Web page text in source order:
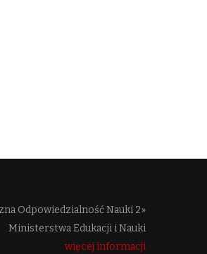
Odpowiedzialność Nauki 2»
Ministerstwa Edukacji i Nauki
więcej informacji